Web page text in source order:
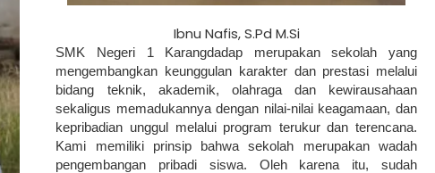
Ibnu Nafis, S.Pd M.Si
SMK Negeri 1 Karangdadap merupakan sekolah yang
mengembangkan keunggulan karakter dan prestasi melalui
bidang teknik, akademik, olahraga dan kewirausahaan
sekaligus memadukannya dengan nilai-nilai keagamaan, dan
kepribadian unggul melalui program terukur dan terencana.
Kami memiliki prinsip bahwa sekolah merupakan wadah
pengembangan pribadi siswa. Oleh karena itu, sudah